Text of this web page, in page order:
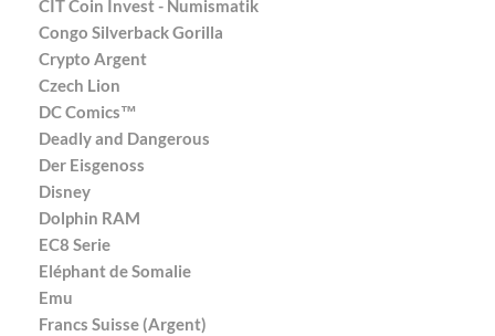
CIT Coin Invest - Numismatik
Congo Silverback Gorilla
Crypto Argent
Czech Lion
DC Comics™
Deadly and Dangerous
Der Eisgenoss
Disney
Dolphin RAM
EC8 Serie
Eléphant de Somalie
Emu
Francs Suisse (Argent)